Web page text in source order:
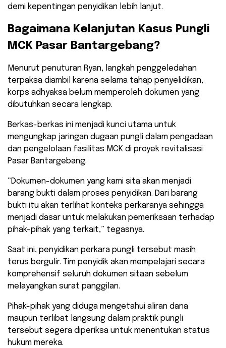
demi kepentingan penyidikan lebih lanjut.
​Bagaimana Kelanjutan Kasus Pungli
MCK Pasar Bantargebang?
​Menurut penuturan Ryan, langkah penggeledahan
terpaksa diambil karena selama tahap penyelidikan,
korps adhyaksa belum memperoleh dokumen yang
dibutuhkan secara lengkap.
Berkas-berkas ini menjadi kunci utama untuk
mengungkap jaringan dugaan pungli dalam pengadaan
dan pengelolaan fasilitas MCK di proyek revitalisasi
Pasar Bantargebang.
​“Dokumen-dokumen yang kami sita akan menjadi
barang bukti dalam proses penyidikan. Dari barang
bukti itu akan terlihat konteks perkaranya sehingga
menjadi dasar untuk melakukan pemeriksaan terhadap
pihak-pihak yang terkait,” tegasnya.
​Saat ini, penyidikan perkara pungli tersebut masih
terus bergulir. Tim penyidik akan mempelajari secara
komprehensif seluruh dokumen sitaan sebelum
melayangkan surat panggilan.
Pihak-pihak yang diduga mengetahui aliran dana
maupun terlibat langsung dalam praktik pungli
tersebut segera diperiksa untuk menentukan status
hukum mereka.